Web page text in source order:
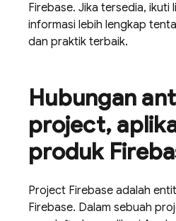
Firebase. Jika tersedia, ikuti
informasi lebih lengkap
dan praktik terbaik.
Hubungan
project,
produk
Project Firebase adalah
Firebase. Dalam sebuah